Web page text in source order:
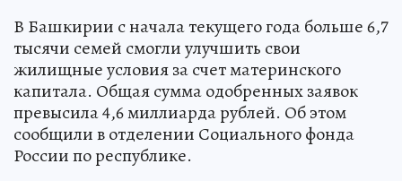
В Башкирии с начала текущего года больше 6,7
тысячи семей смогли улучшить свои
жилищные условия за счет материнского
капитала. Общая сумма одобренных заявок
превысила 4,6 миллиарда рублей. Об этом
сообщили в отделении Социального фонда
России по республике.